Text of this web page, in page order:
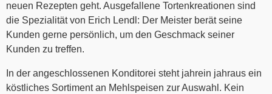
neuen Rezepten geht. Ausgefallene Tortenkreationen sind
die Spezialität von Erich Lendl: Der Meister berät seine
Kunden gerne persönlich, um den Geschmack seiner
Kunden zu treffen.
In der angeschlossenen Konditorei steht jahrein jahraus ein
köstliches Sortiment an Mehlspeisen zur Auswahl. Kein